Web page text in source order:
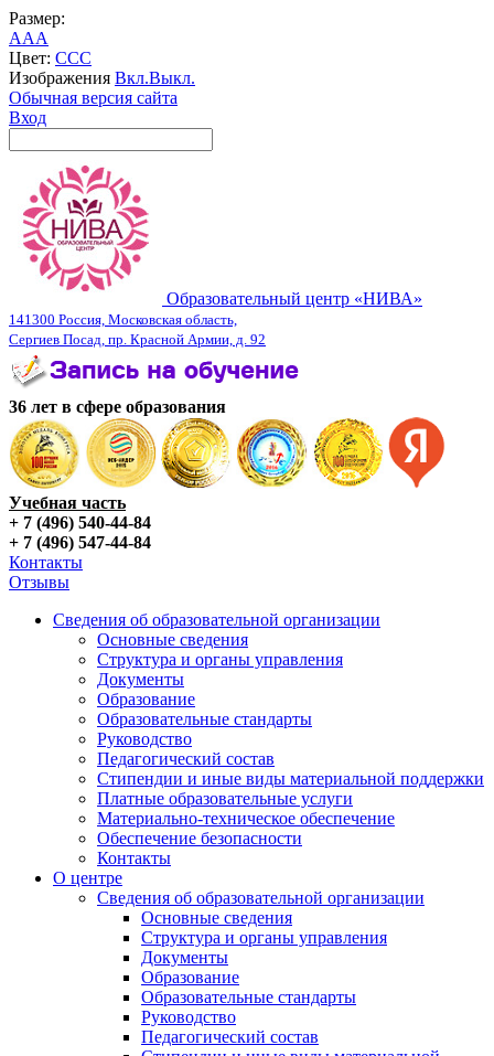
Размер:
AAA
Цвет: CCC
Изображения Вкл.Выкл.
Обычная версия сайта
Вход
Образовательный центр «НИВА»
141300 Россия, Московская область,
Сергиев Посад, пр. Красной Армии, д. 92
36 лет в сфере образования
Учебная часть
+ 7 (496) 540-44-84
+ 7 (496) 547-44-84
Контакты
Отзывы
Сведения об образовательной организации
Основные сведения
Структура и органы управления
Документы
Образование
Образовательные стандарты
Руководство
Педагогический состав
Стипендии и иные виды материальной поддержки
Платные образовательные услуги
Материально-техническое обеспечение
Обеспечение безопасности
Контакты
О центре
Сведения об образовательной организации
Основные сведения
Структура и органы управления
Документы
Образование
Образовательные стандарты
Руководство
Педагогический состав